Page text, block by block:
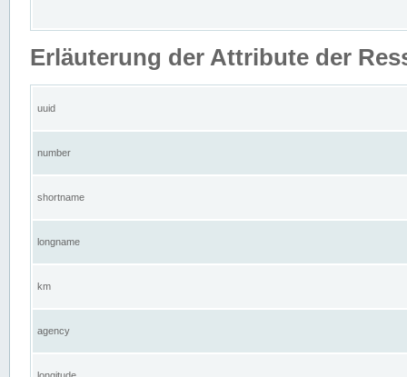
Erläuterung der Attribute der
uuid
number
shortname
longname
km
agency